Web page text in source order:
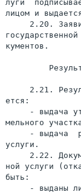
луги
лицом и
2.20.
кументов.
2.21.
ется:
- выдача
мельного
- выдача
услуги.
2.22.
ной услуги
быть:
- выданы